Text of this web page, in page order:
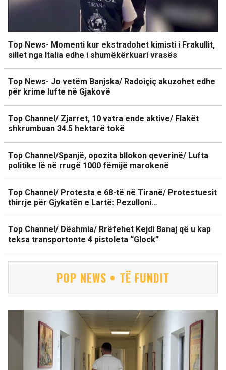
Top News- Momenti kur ekstradohet kimisti i Frakullit,
sillet nga Italia edhe i shumëkërkuari vrasës
Top News- Jo vetëm Banjska/ Radoiçiç akuzohet edhe
për krime lufte në Gjakovë
Top Channel/ Zjarret, 10 vatra ende aktive/ Flakët
shkrumbuan 34.5 hektarë tokë
Top Channel/Spanjë, opozita bllokon qeverinë/ Lufta
politike lë në rrugë 1000 fëmijë marokenë
Top Channel/ Protesta e 68-të në Tiranë/ Protestuesit
thirrje për Gjykatën e Lartë: Pezulloni…
Top Channel/ Dëshmia/ Rrëfehet Kejdi Banaj që u kap
teksa transportonte 4 pistoleta “Glock”
POP NEWS • TË FUNDIT